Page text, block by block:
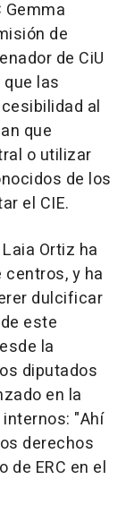
Gemma
de
de CiU
las
al
que
o utilizar
de los
el CIE.
Ortiz ha
y ha
dulcificar
este
la
diputados
en la
"Ahí
derechos
de ERC en el